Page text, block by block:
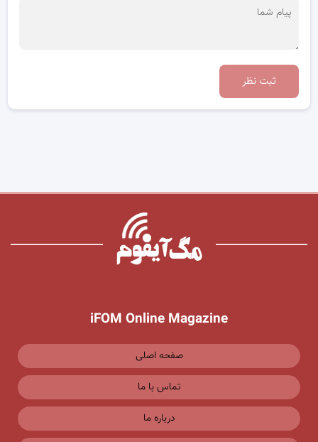
ثبت نظر
iFOM Online Magazine
صفحه اصلی
تماس با ما
درباره ما